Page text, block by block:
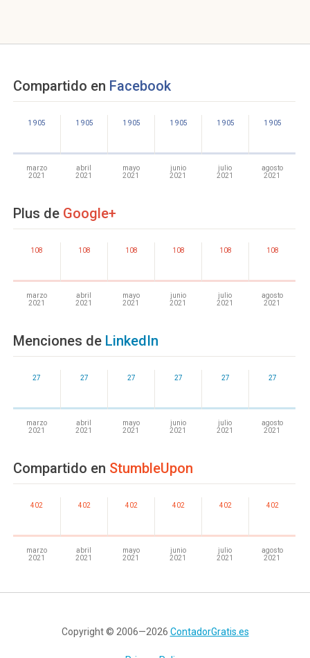
Compartido en Facebook
1 905
marzo
2021
1 905
abril
2021
1 905
mayo
2021
1 905
junio
2021
1 905
julio
2021
1 905
agosto
2021
Plus de Google+
108
marzo
2021
108
abril
2021
108
mayo
2021
108
junio
2021
108
julio
2021
108
agosto
2021
Menciones de LinkedIn
27
marzo
2021
27
abril
2021
27
mayo
2021
27
junio
2021
27
julio
2021
27
agosto
2021
Compartido en StumbleUpon
402
marzo
2021
402
abril
2021
402
mayo
2021
402
junio
2021
402
julio
2021
402
agosto
2021
Copyright © 2006—2026 ContadorGratis.es